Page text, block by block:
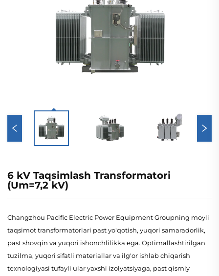
6 kV Taqsimlash Transformatori
(Um=7,2 kV)
Changzhou Pacific Electric Power Equipment Groupning moyli
taqsimot transformatorlari past yo'qotish, yuqori samaradorlik,
past shovqin va yuqori ishonchlilikka ega. Optimallashtirilgan
tuzilma, yuqori sifatli materiallar va ilg'or ishlab chiqarish
texnologiyasi tufayli ular yaxshi izolyatsiyaga, past qismiy